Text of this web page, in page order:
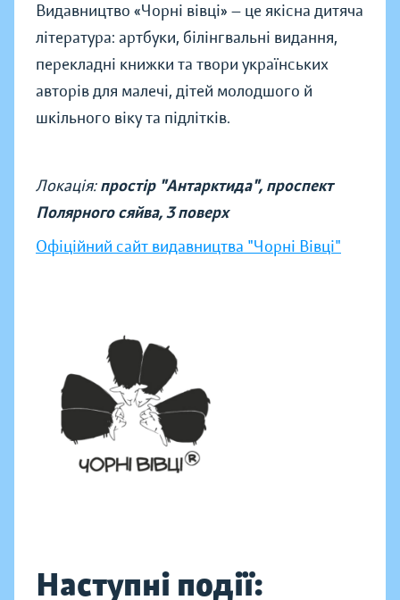
Видавництво «Чорні вівці» — це якісна дитяча
література: артбуки, білінгвальні видання,
перекладні книжки та твори українських
авторів для малечі, дітей молодшого й
шкільного віку та підлітків.
Локація:простір "Антарктида", проспект
Полярного сяйва, 3 поверх
Офіційний сайт видавництва "Чорні Вівці"
Наступні події: